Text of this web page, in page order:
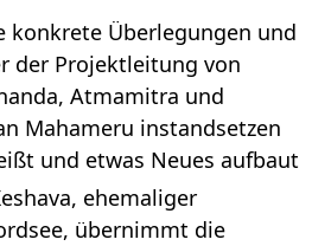
konkrete Überlegungen und
der Projektleitung von
Atmamitra und
Mahameru instandsetzen
und etwas Neues aufbaut
ehemaliger
übernimmt die